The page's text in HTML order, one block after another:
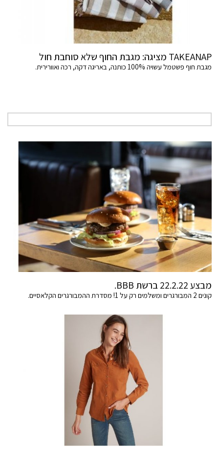
TAKEANAP מציגה: מגבת החוף שלא סוחבת חול
מגבת חוף פשטמל עשויה 100% כותנה, באריגה דקה, רכה ואוורירית.
מבצע 22.2.22 ברשת BBB.
קונים 2 המבורגרים ומשלמים רק על 1! מסדרת ההמבורגרים הקלאסיים.